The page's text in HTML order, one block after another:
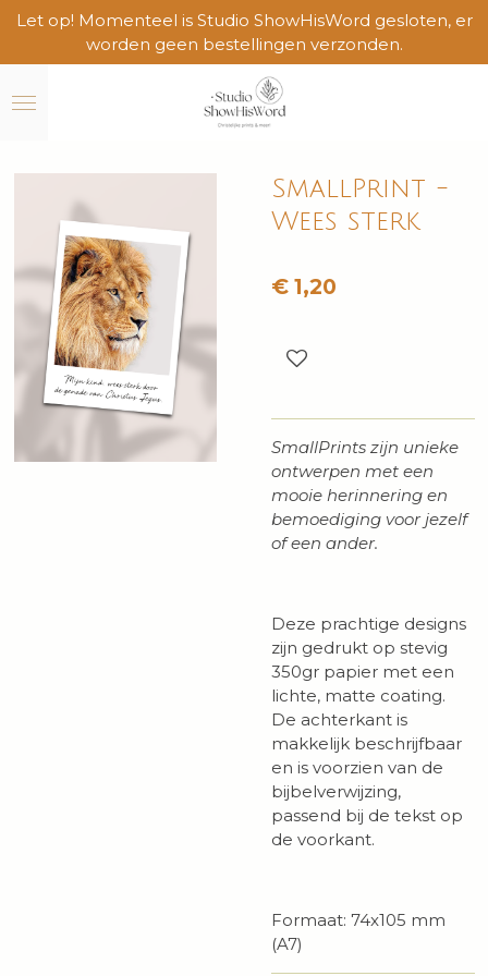
Ga
naar
de
Let op! Momenteel is Studio ShowHisWord gesloten, er
worden geen bestellingen verzonden.
SmallPrint -
Wees sterk
€ 1,20
SmallPrints zijn unieke
ontwerpen met een
mooie herinnering en
bemoediging voor jezelf
of een ander.
Deze prachtige designs
zijn gedrukt op stevig
350gr papier met een
lichte, matte coating.
De achterkant is
makkelijk beschrijfbaar
en is voorzien van de
bijbelverwijzing,
passend bij de tekst op
de voorkant.
Formaat: 74x105 mm
(A7)